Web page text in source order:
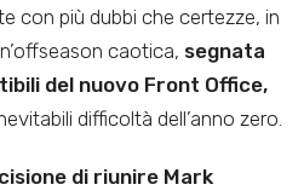
con più dubbi che certezze, in
caotica, segnata
del nuovo Front Office,
difficoltà dell’anno zero.
di riunire Mark